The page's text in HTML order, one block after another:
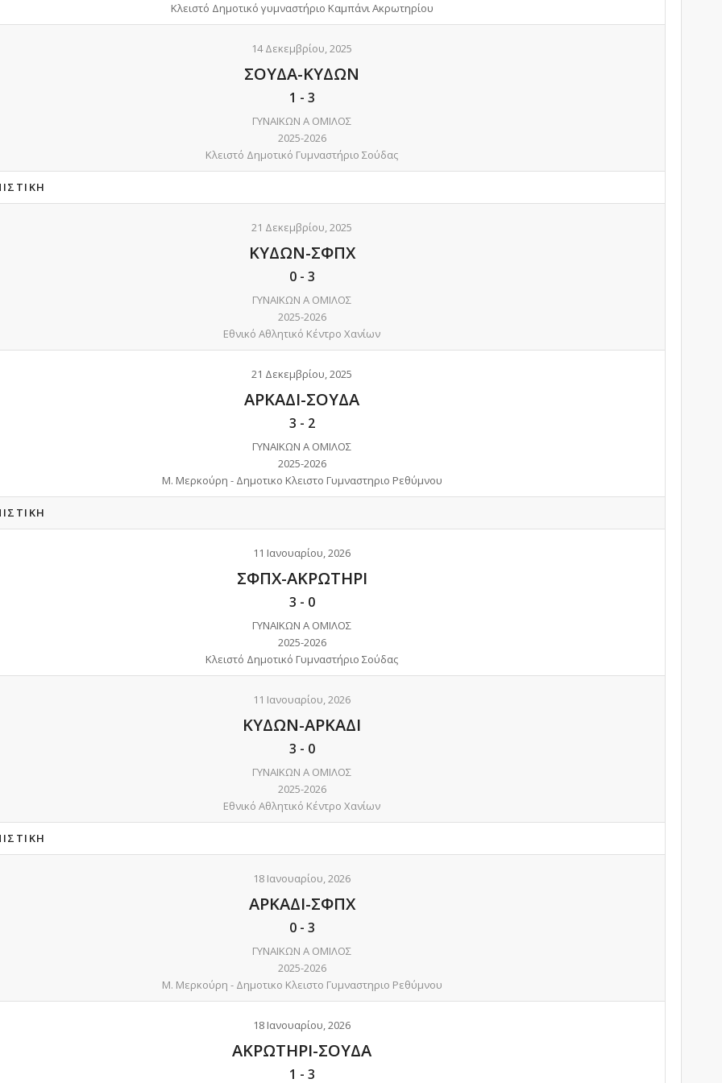
Κλειστό Δημοτικό γυμναστήριο Καμπάνι Ακρωτηρίου
14 Δεκεμβρίου, 2025
ΣΟΥΔΑ-ΚΥΔΩΝ
1 - 3
ΓΥΝΑΙΚΩΝ Α ΟΜΙΛΟΣ
2025-2026
Κλειστό Δημοτικό Γυμναστήριο Σούδας
21 Δεκεμβρίου, 2025
ΚΥΔΩΝ-ΣΦΠΧ
0- 3
ΓΥΝΑΙΚΩΝ Α ΟΜΙΛΟΣ
2025-2026
Εθνικό Αθλητικό Κέντρο Χανίων
21 Δεκεμβρίου, 2025
ΑΡΚΑΔΙ-ΣΟΥΔΑ
3 - 2
ΓΥΝΑΙΚΩΝ Α ΟΜΙΛΟΣ
2025-2026
Μ. Μερκούρη - Δημοτικο Κλειστο Γυμναστηριο Ρεθύμνου
11 Ιανουαρίου, 2026
ΣΦΠΧ-ΑΚΡΩΤΗΡΙ
3 - 0
ΓΥΝΑΙΚΩΝ Α ΟΜΙΛΟΣ
2025-2026
Κλειστό Δημοτικό Γυμναστήριο Σούδας
11 Ιανουαρίου, 2026
ΚΥΔΩΝ-ΑΡΚΑΔΙ
3 - 0
ΓΥΝΑΙΚΩΝ Α ΟΜΙΛΟΣ
2025-2026
Εθνικό Αθλητικό Κέντρο Χανίων
18 Ιανουαρίου, 2026
ΑΡΚΑΔΙ-ΣΦΠΧ
0- 3
ΓΥΝΑΙΚΩΝ Α ΟΜΙΛΟΣ
2025-2026
Μ. Μερκούρη - Δημοτικο Κλειστο Γυμναστηριο Ρεθύμνου
18 Ιανουαρίου, 2026
ΑΚΡΩΤΗΡΙ-ΣΟΥΔΑ
1 - 3